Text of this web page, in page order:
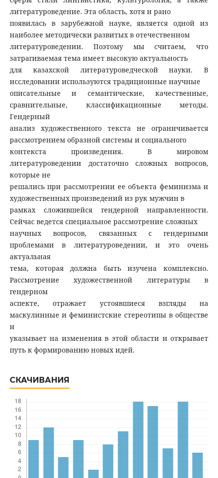
литературоведение. Эта область, хотя и рано
появилась в зарубежной науке, является одной из
наиболее методически развитых в отечественном
литературоведении. Поэтому мы считаем, что
затрагиваемая тема имеет высокую актуальность
для казахской литературоведческой науки. В
исследовании используются традиционные научные
описательные и семантические, качественные,
сравнительные, классификационные методы.
Гендерный
анализ художественного текста не ограничивается
рассмотрением образной системы и социального
контекста произведения. В мировом
литературоведении достаточно сложных вопросов,
которые не
решались при рассмотрении ее объекта феминизма и
художественных произведений из рук мужчин в
рамках сложившейся гендерной направленности.
Сейчас ведется специальное рассмотрение сложных
научных вопросов, связанных с гендерными
проблемами в литературоведении, и это очень
актуальная
тема, которая должна быть изучена комплексно.
Рассмотрение художественной литературы в
гендерном
аспекте, отражает устоявшиеся взгляды на
маскулинные и феминистские стереотипы в обществе
и
указывает на изменения в этой области и открывает
путь к формированию новых идей.
СКАЧИВАНИЯ